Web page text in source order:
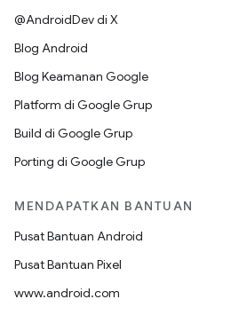
@AndroidDev di X
Blog Android
Blog Keamanan Google
Platform di Google Grup
Build di Google Grup
Porting di Google Grup
MENDAPATKAN BANTUAN
Pusat Bantuan Android
Pusat Bantuan Pixel
www.android.com